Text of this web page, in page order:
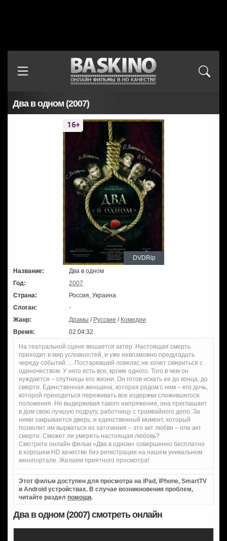
Два в одном (2007)
DVDRip
Название:
Два в одном
Год:
2007
Страна:
Россия, Украина
Слоган:
-
Жанр:
Драмы / Русские / Комедии
Время:
02:04:32
На театральной сцене вешается актер. Настоящая смерть
приходит в мир условностей, и уже невозможно предугадать
череду событий…. Постаревший ловелас не хочет смириться с
одиночеством. У него есть все, кроме одного. Того в чем он
нуждается – спутницы его жизни. Он готов искать ее до конца, до
смерти. Единственная женщина, которая рядом с ним – его дочь,
которой приходиться переживать все издержки сложившегося
положения. Не выдерживая такого напряжения, она приглашает
в дом свою лучшую подругу, работницу с трамвайного депо. За
ними закрывается дверь, и единственный момент, который
позволит им вырваться из заточения – это акт любви – или акт
смерти. Сможет ли умереть настоящая любовь?
Смотрите онлайн фильм «Два в одном» совершенно бесплатно
в хорошем HD качестве без регистрации на нашем уникальном
кинопортале. Желаем приятного просмотра!
Этот фильм доступен для просмотра на iPad, iPhone, SmartTV
и Android устройствах. В случае возникновения проблем,
читайте раздел помощи.
Два в одном (2007) смотреть онлайн